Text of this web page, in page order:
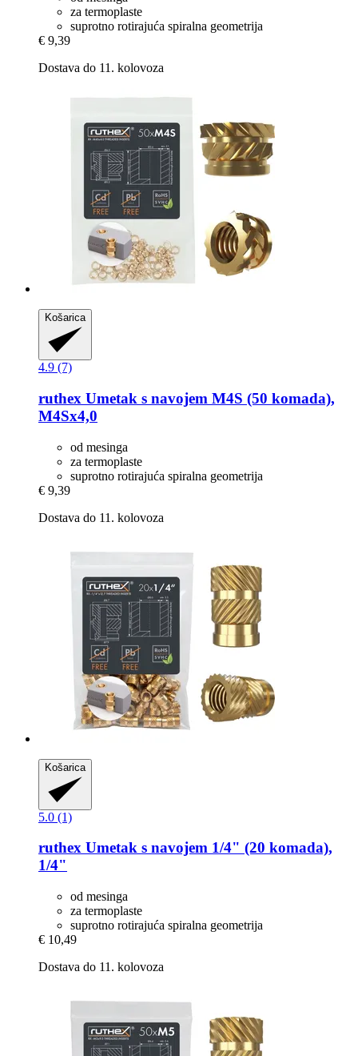
za termoplaste
suprotno rotirajuća spiralna geometrija
€ 9,39
Dostava do 11. kolovoza
Košarica
4.9 (7)
ruthex Umetak s navojem M4S (50 komada),
M4Sx4,0
od mesinga
za termoplaste
suprotno rotirajuća spiralna geometrija
€ 9,39
Dostava do 11. kolovoza
Košarica
5.0 (1)
ruthex Umetak s navojem 1/4" (20 komada),
1/4"
od mesinga
za termoplaste
suprotno rotirajuća spiralna geometrija
€ 10,49
Dostava do 11. kolovoza